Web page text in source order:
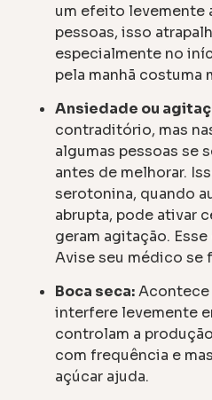
um efeito levemente
pessoas, isso
especialmente no
pela manhã costuma
Ansiedade ou
contraditório, mas
algumas pessoas se
antes de melhorar.
serotonina, quando
abrupta, pode ativar
geram agitação.
Avise seu médico se
Boca seca:Acontece
interfere levemente
controlam a
com frequência e
açúcar ajuda.